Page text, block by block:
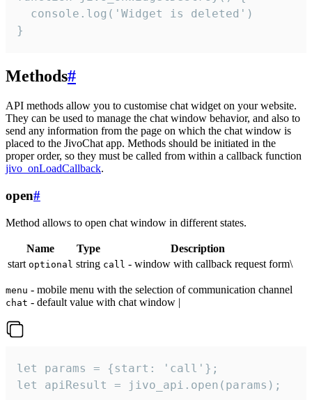
  console.log('Widget is deleted')
}
Methods#
API methods allow you to customise chat widget on your website.
They can be used to manage the chat window behavior, and also to
send any information from the page on which the chat window is
placed to the JivoChat app. Methods should be initiated in the
proper order, so they must be called from within a callback function
jivo_onLoadCallback.
open#
Method allows to open chat window in different states.
Name Type
Description
start optional string call - window with callback request form\
menu - mobile menu with the selection of communication channel
chat - default value with chat window |
let params = {start: 'call'};
let apiResult = jivo_api.open(params);